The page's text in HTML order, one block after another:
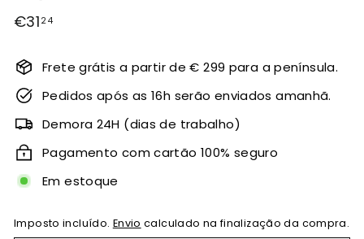
Preço
€31 24€31,24
Frete grátis a partir de € 299 para a península.
Pedidos após as 16h serão enviados amanhã.
Demora 24H (dias de trabalho)
Pagamento com cartão 100% seguro
Em estoque
Imposto incluído. Envio calculado na finalização da compra.